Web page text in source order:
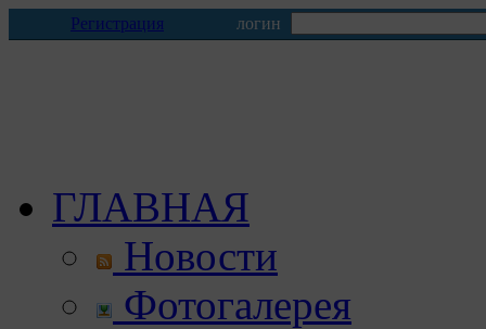
Регистрация логин
ГЛАВНАЯ
Новости
Фотогалерея